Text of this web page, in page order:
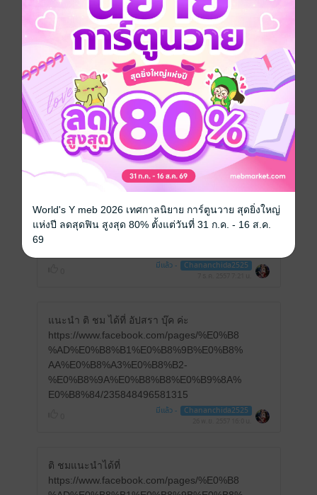
คุณสามารถเข้าสู่ระบบเพื่อแสดงความคิดเห็นได้จ้า
รีวิวทั้งหมด
หน้าที่ 1
เล่นเกม แจกรางวัลสำหรับคนที่โหลดนิยาย
จาก อัปสรา บุ๊ค ติดตามเกมและรางวัลได้ที่นี่
https://www.facebook.com/pages/%E0%B8
%AD%E0%B8%B1%E0%B8%9B%E0%B8%
AA%E0%B8%A3%E0%B8%B2-
%E0%B8%9A%E0%B8%B8%E0%B9%8A%
มีแล้ว - Chananchida2525
แนะนำ ติ ชม ได้ที่ อัปสรา บุ๊ค ค่ะ
https://www.facebook.com/pages/%E0%B8
%AD%E0%B8%B1%E0%B8%9B%E0%B8%
AA%E0%B8%A3%E0%B8%B2-
%E0%B8%9A%E0%B8%B8%E0%B9%8A%
E0%B8%84/235848496581315
มีแล้ว - Chananchida2525
ติ ชมแนะนำได้ที่
https://www.facebook.com/pages/%E0%B8
World's Y meb 2026 เทศกาลนิยาย การ์ตูนวาย สุดยิ่งใหญ่
แห่งปี ลดสุดฟิน สูงสุด 80% ตั้งแต่วันที่ 31 ก.ค. - 16 ส.ค.
69